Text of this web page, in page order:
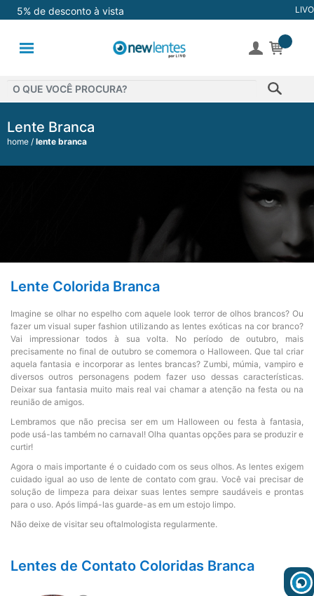
5% de desconto à vista LIVO
Lentes
Coloridas
Solução
Acessórios
WhatsApp
Consultar
Pedidos
Recompra
Lojas
parceiras
Olá
Visitante
Identifique-
Registre-
Lente Branca
home lente branca
Lente Colorida Branca
Imagine se olhar no espelho com aquele look terror de olhos brancos? Ou
fazer um visual super fashion utilizando as lentes exóticas na cor branco?
Vai impressionar todos à sua volta. No período de outubro, mais
precisamente no final de outubro se comemora o Halloween. Que tal criar
aquela fantasia e incorporar as lentes brancas? Zumbi, múmia, vampiro e
diversos outros personagens podem fazer uso dessas características.
Deixar sua fantasia muito mais real vai chamar a atenção na festa ou na
reunião de amigos.
Lembramos que não precisa ser em um Halloween ou festa à fantasia,
pode usá-las também no carnaval! Olha quantas opções para se produzir e
curtir!
Agora o mais importante é o cuidado com os seus olhos. As lentes exigem
cuidado igual ao uso de lente de contato com grau. Você vai precisar de
solução de limpeza para deixar suas lentes sempre saudáveis e prontas
para o uso. Após limpá-las guarde-as em um estojo limpo.
Não deixe de visitar seu oftalmologista regularmente.
Lentes de Contato Coloridas Branca